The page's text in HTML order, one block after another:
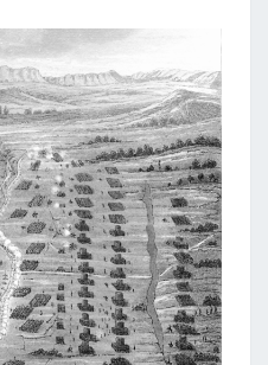
LES
RELATIONS